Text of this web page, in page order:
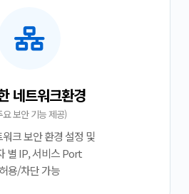
네트워크환경
요 보안 기능 제공)
크 보안 환경 설정 및
별 IP, 서비스 Port
허용/차단 가능